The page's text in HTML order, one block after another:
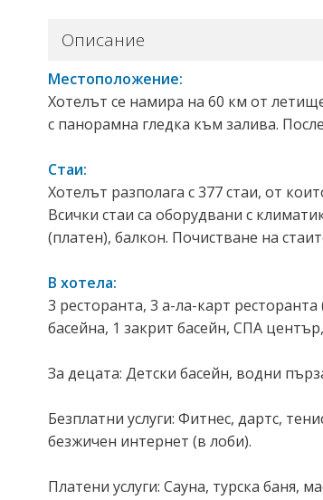
Описание
Местоположение:
Хотелът се намира на 60 км от
с панорамна гледка към залива.
Стаи:
Хотелът разполага с 377 стаи, от
Всички стаи са оборудвани с
(платен), балкон. Почистване на
В хотела:
3 ресторанта, 3 а-ла-карт
басейна, 1 закрит басейн, СПА
За децата: Детски басейн, водни
Безплатни услуги: Фитнес, дартс,
безжичен интернет (в лоби).
Платени услуги: Сауна, турска баня,